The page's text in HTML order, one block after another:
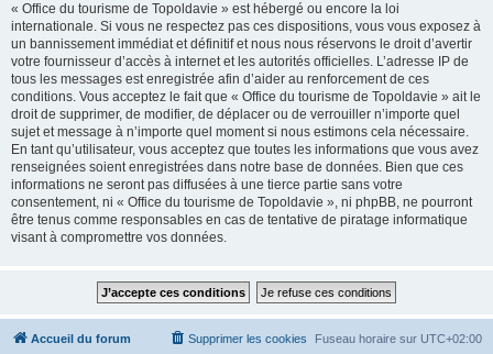
« Office du tourisme de Topoldavie » est hébergé ou encore la loi
internationale. Si vous ne respectez pas ces dispositions, vous vous exposez à
un bannissement immédiat et définitif et nous nous réservons le droit d’avertir
votre fournisseur d’accès à internet et les autorités officielles. L’adresse IP de
tous les messages est enregistrée afin d’aider au renforcement de ces
conditions. Vous acceptez le fait que « Office du tourisme de Topoldavie » ait le
droit de supprimer, de modifier, de déplacer ou de verrouiller n’importe quel
sujet et message à n’importe quel moment si nous estimons cela nécessaire.
En tant qu’utilisateur, vous acceptez que toutes les informations que vous avez
renseignées soient enregistrées dans notre base de données. Bien que ces
informations ne seront pas diffusées à une tierce partie sans votre
consentement, ni « Office du tourisme de Topoldavie », ni phpBB, ne pourront
être tenus comme responsables en cas de tentative de piratage informatique
visant à compromettre vos données.
Accueil du forum Fuseau horaire sur UTC+02:00
Supprimer les cookies